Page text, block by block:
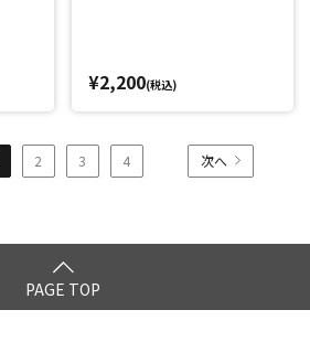
¥2,200(税込)
2 3 4 次へ
PAGE TOP